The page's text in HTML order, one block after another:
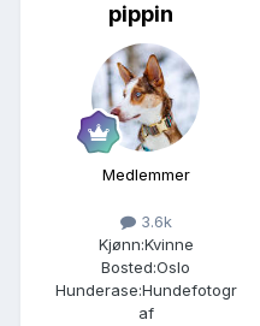
pippin
Medlemmer
3.6k
Kjønn:Kvinne
Bosted:Oslo
Hunderase:Hundefotogr
af